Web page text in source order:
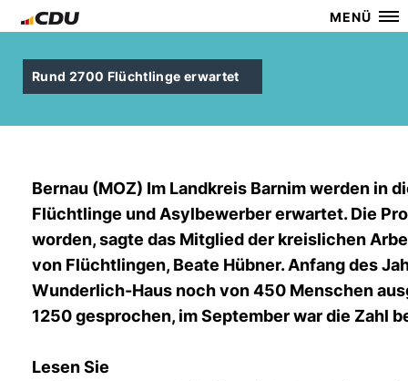
MENÜ
Rund 2700 Flüchtlinge erwartet
Bernau (MOZ) Im Landkreis Barnim werden in
Flüchtlinge und Asylbewerber erwartet. Die
worden, sagte das Mitglied der kreislichen
von Flüchtlingen, Beate Hübner. Anfang des
Wunderlich-Haus noch von 450 Menschen
1250 gesprochen, im September war die Zahl
Lesen Sie